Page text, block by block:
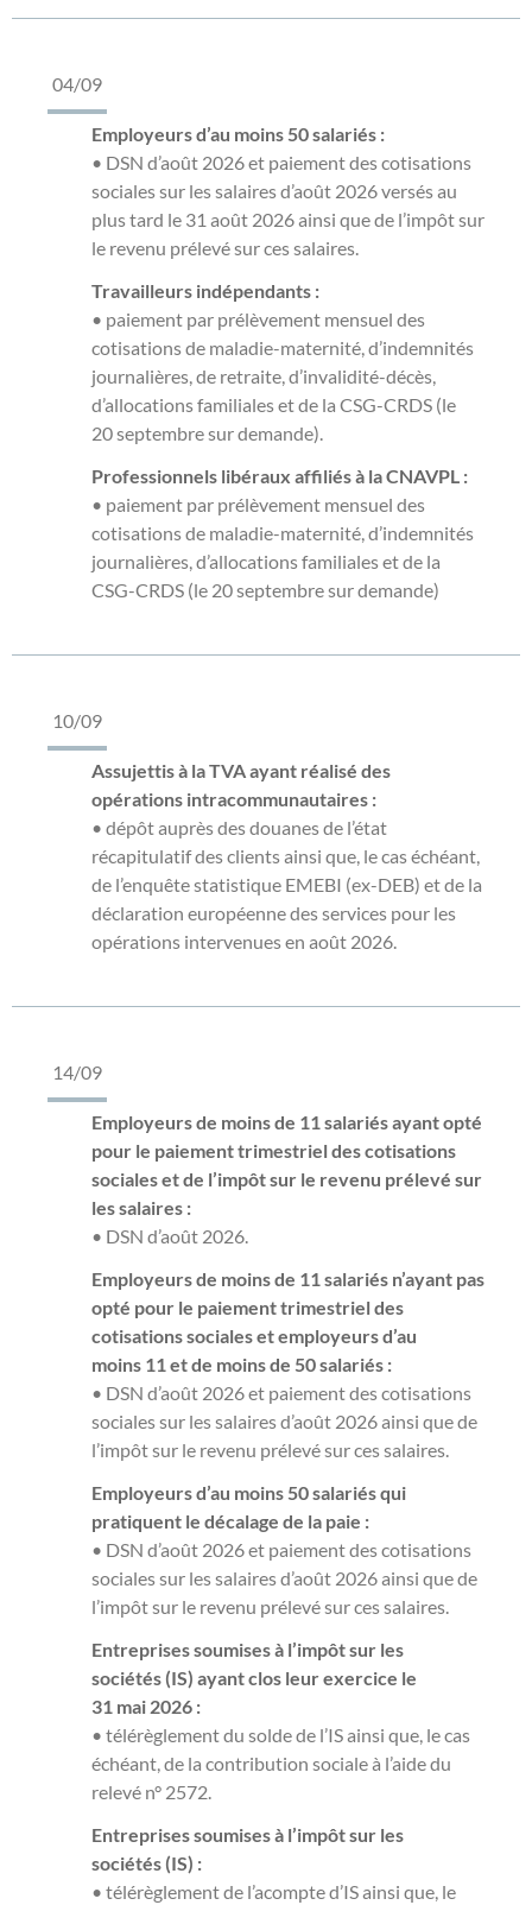
04/09
Employeurs d’au moins 50 salariés :
• DSN d’août 2026 et paiement des cotisations
sociales sur les salaires d’août 2026 versés au
plus tard le 31 août 2026 ainsi que de l’impôt sur
le revenu prélevé sur ces salaires.
Travailleurs indépendants :
• paiement par prélèvement mensuel des
cotisations de maladie-maternité, d’indemnités
journalières, de retraite, d’invalidité-décès,
d’allocations familiales et de la CSG-CRDS (le
20 septembre sur demande).
Professionnels libéraux affiliés à la CNAVPL :
• paiement par prélèvement mensuel des
cotisations de maladie-maternité, d’indemnités
journalières, d’allocations familiales et de la
CSG-CRDS (le 20 septembre sur demande)
10/09
Assujettis à la TVA ayant réalisé des
opérations intracommunautaires :
• dépôt auprès des douanes de l’état
récapitulatif des clients ainsi que, le cas échéant,
de l’enquête statistique EMEBI (ex-DEB) et de la
déclaration européenne des services pour les
opérations intervenues en août 2026.
14/09
Employeurs de moins de 11 salariés ayant opté
pour le paiement trimestriel des cotisations
sociales et de l’impôt sur le revenu prélevé sur
les salaires :
• DSN d’août 2026.
Employeurs de moins de 11 salariés n’ayant pas
opté pour le paiement trimestriel des
cotisations sociales et employeurs d’au
moins 11 et de moins de 50 salariés :
• DSN d’août 2026 et paiement des cotisations
sociales sur les salaires d’août 2026 ainsi que de
l’impôt sur le revenu prélevé sur ces salaires.
Employeurs d’au moins 50 salariés qui
pratiquent le décalage de la paie :
• DSN d’août 2026 et paiement des cotisations
sociales sur les salaires d’août 2026 ainsi que de
l’impôt sur le revenu prélevé sur ces salaires.
Entreprises soumises à l’impôt sur les
sociétés (IS) ayant clos leur exercice le
31 mai 2026 :
• télérèglement du solde de l’IS ainsi que, le cas
échéant, de la contribution sociale à l’aide du
relevé n° 2572.
Entreprises soumises à l’impôt sur les
sociétés (IS) :
• télérèglement de l’acompte d’IS ainsi que, le